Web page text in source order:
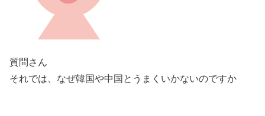
質問さん
それでは、なぜ韓国や中国とうまくいかないのですか